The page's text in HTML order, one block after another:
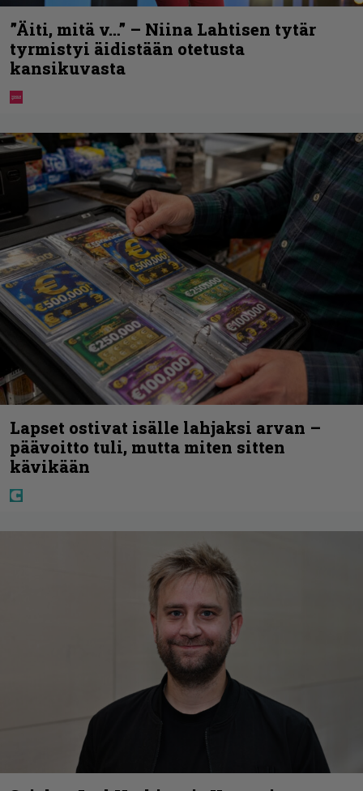
”Äiti, mitä v…” – Niina Lahtisen tytär
tyrmistyi äidistään otetusta
kansikuvasta
Lapset ostivat isälle lahjaksi arvan –
päävoitto tuli, mutta miten sitten
kävikään